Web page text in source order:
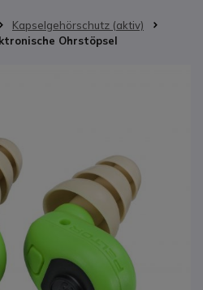
Kapselgehörschutz (aktiv)
Ohrstöpsel